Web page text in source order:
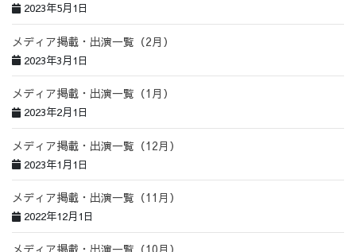
2023年5月1日
メディア掲載・出演一覧（2月）
2023年3月1日
メディア掲載・出演一覧（1月）
2023年2月1日
メディア掲載・出演一覧（12月）
2023年1月1日
メディア掲載・出演一覧（11月）
2022年12月1日